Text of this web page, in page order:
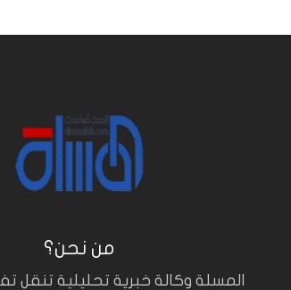
من نحن؟
المسلة وكالة خبرية تحليلية تنقل